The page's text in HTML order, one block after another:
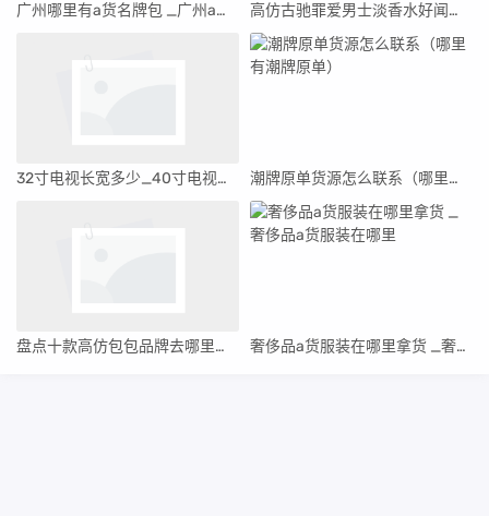
广州哪里有a货名牌包 _广州a货奢侈品在哪 高仿古驰罪爱男士淡香水好闻吗 _古驰罪爱男士香水留香时间好少啊
32寸电视长宽多少_40寸电视长宽多少 潮牌原单货源怎么联系（哪里有潮牌原单）
盘点十款高仿包包品牌去哪里买最好,品牌高仿包包哪里有卖 奢侈品a货服装在哪里拿货 _奢侈品a货服装在哪里